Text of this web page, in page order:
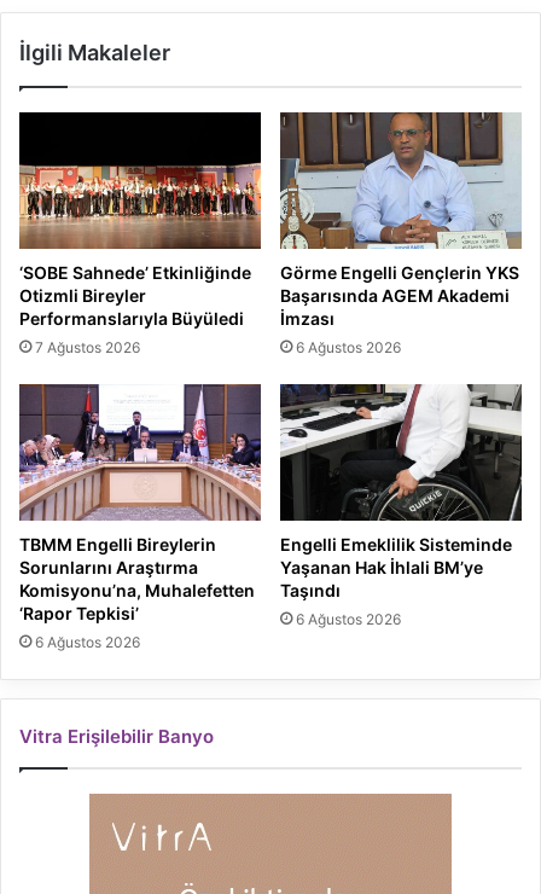
İlgili Makaleler
‘SOBE Sahnede’ Etkinliğinde
Otizmli Bireyler
Performanslarıyla Büyüledi
7 Ağustos 2026
Görme Engelli Gençlerin YKS
Başarısında AGEM Akademi
İmzası
6 Ağustos 2026
TBMM Engelli Bireylerin
Sorunlarını Araştırma
Komisyonu’na, Muhalefetten
‘Rapor Tepkisi’
6 Ağustos 2026
Engelli Emeklilik Sisteminde
Yaşanan Hak İhlali BM’ye
Taşındı
6 Ağustos 2026
Vitra Erişilebilir Banyo